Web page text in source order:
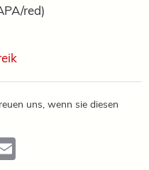
red)
uns, wenn sie diesen